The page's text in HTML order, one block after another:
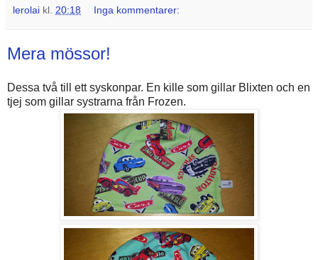
lerolai kl. 20:18 Inga kommentarer:
Mera mössor!
Dessa två till ett syskonpar. En kille som gillar Blixten och en
tjej som gillar systrarna från Frozen.